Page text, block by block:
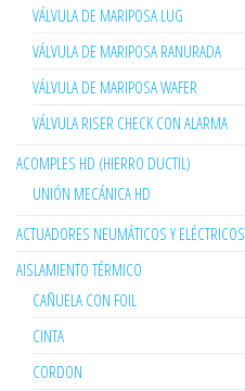
VÁLVULA DE MARIPOSA LUG
VÁLVULA DE MARIPOSA RANURADA
VÁLVULA DE MARIPOSA WAFER
VÁLVULA RISER CHECK CON ALARMA
ACOMPLES HD (HIERRO DUCTIL)
UNIÓN MECÁNICA HD
ACTUADORES NEUMÁTICOS Y ELÉCTRICOS
AISLAMIENTO TÉRMICO
CAÑUELA CON FOIL
CINTA
CORDON